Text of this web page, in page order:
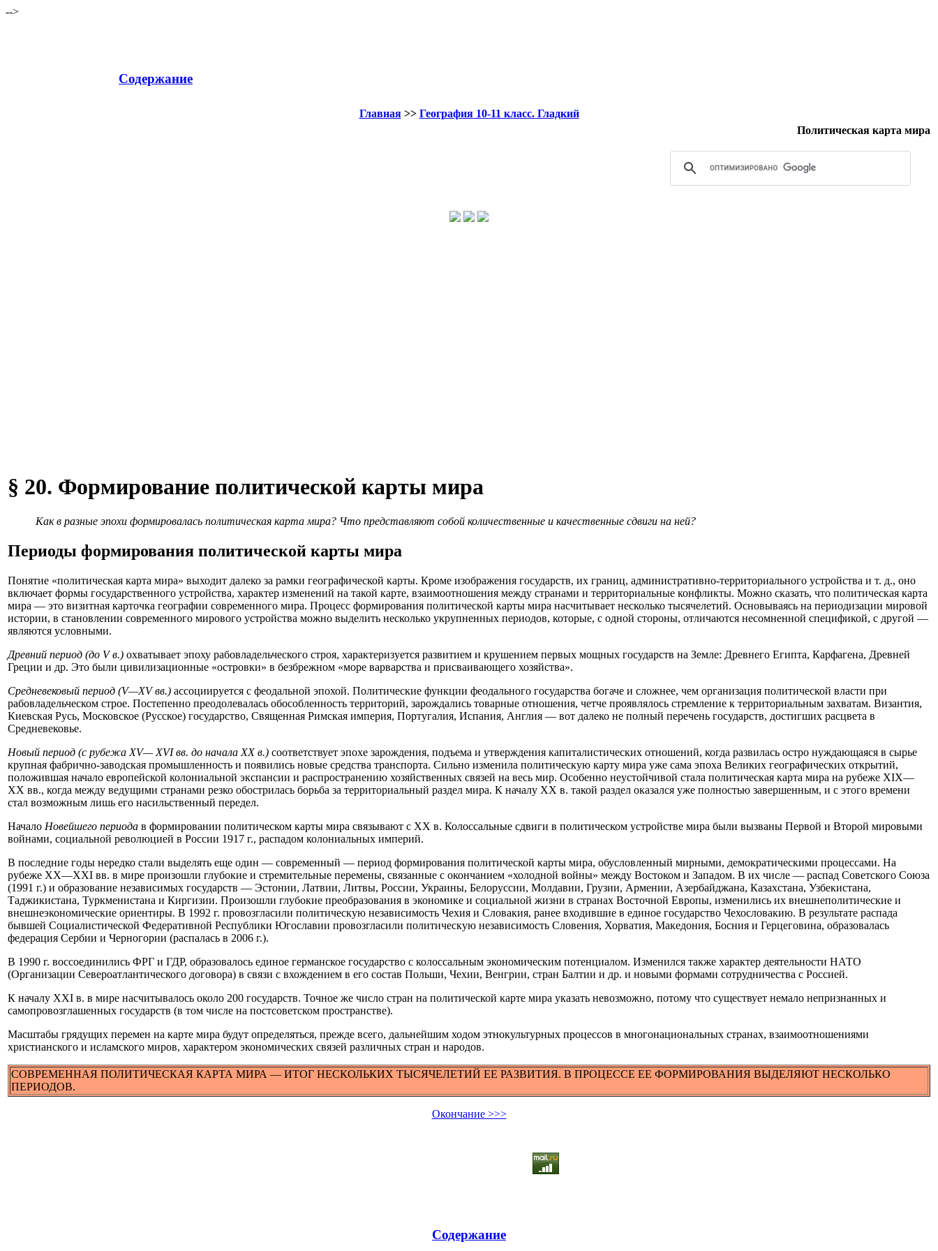
-->
Содержание
Главная>> География 10-11 класс. Гладкий
Политическая карта мира
§ 20. Формирование политической карты мира
Как в разные эпохи формировалась политическая карта мира? Что представляют собой количественные и качественные сдвиги на ней?
Периоды формирования политической карты мира
Понятие «политическая карта мира» выходит далеко за рамки географической карты. Кроме изображения государств, их границ, административно-территориального устройства и т. д., оно
включает формы государственного устройства, характер изменений на такой карте, взаимоотношения между странами и территориальные конфликты. Можно сказать, что политическая карта
мира — это визитная карточка географии современного мира. Процесс формирования политической карты мира насчитывает несколько тысячелетий. Основываясь на периодизации мировой
истории, в становлении современного мирового устройства можно выделить несколько укрупненных периодов, которые, с одной стороны, отличаются несомненной спецификой, с другой —
являются условными.
Древний период (до V в.) охватывает эпоху рабовладельческого строя, характеризуется развитием и крушением первых мощных государств на Земле: Древнего Египта, Карфагена, Древней
Греции и др. Это были цивилизационные «островки» в безбрежном «море варварства и присваивающего хозяйства».
Средневековый период (V—XV вв.) ассоциируется с феодальной эпохой. Политические функции феодального государства богаче и сложнее, чем организация политической власти при
рабовладельческом строе. Постепенно преодолевалась обособленность территорий, зарождались товарные отношения, четче проявлялось стремление к территориальным захватам. Византия,
Киевская Русь, Московское (Русское) государство, Священная Римская империя, Португалия, Испания, Англия — вот далеко не полный перечень государств, достигших расцвета в
Средневековье.
Новый период (с рубежа XV— XVI вв. до начала XX в.) соответствует эпохе зарождения, подъема и утверждения капиталистических отношений, когда развилась остро нуждающаяся в сырье
крупная фабрично-заводская промышленность и появились новые средства транспорта. Сильно изменила политическую карту мира уже сама эпоха Великих географических открытий,
положившая начало европейской колониальной экспансии и распространению хозяйственных связей на весь мир. Особенно неустойчивой стала политическая карта мира на рубеже XIX—
XX вв., когда между ведущими странами резко обострилась борьба за территориальный раздел мира. К началу XX в. такой раздел оказался уже полностью завершенным, и с этого времени
стал возможным лишь его насильственный передел.
Начало Новейшего периода в формировании политическом карты мира связывают с XX в. Колоссальные сдвиги в политическом устройстве мира были вызваны Первой и Второй мировыми
войнами, социальной революцией в России 1917 г., распадом колониальных империй.
В последние годы нередко стали выделять еще один — современный — период формирования политической карты мира, обусловленный мирными, демократическими процессами. На
рубеже XX—XXI вв. в мире произошли глубокие и стремительные перемены, связанные с окончанием «холодной войны» между Востоком и Западом. В их числе — распад Советского Союза
(1991 г.) и образование независимых государств — Эстонии, Латвии, Литвы, России, Украины, Белоруссии, Молдавии, Грузии, Армении, Азербайджана, Казахстана, Узбекистана,
Таджикистана, Туркменистана и Киргизии. Произошли глубокие преобразования в экономике и социальной жизни в странах Восточной Европы, изменились их внешнеполитические и
внешнеэкономические ориентиры. В 1992 г. провозгласили политическую независимость Чехия и Словакия, ранее входившие в единое государство Чехословакию. В результате распада
бывшей Социалистической Федеративной Республики Югославии провозгласили политическую независимость Словения, Хорватия, Македония, Босния и Герцеговина, образовалась
федерация Сербии и Черногории (распалась в 2006 г.).
В 1990 г. воссоединились ФРГ и ГДР, образовалось единое германское государство с колоссальным экономическим потенциалом. Изменился также характер деятельности НАТО
(Организации Североатлантического договора) в связи с вхождением в его состав Польши, Чехии, Венгрии, стран Балтии и др. и новыми формами сотрудничества с Россией.
К началу XXI в. в мире насчитывалось около 200 государств. Точное же число стран на политической карте мира указать невозможно, потому что существует немало непризнанных и
самопровозглашенных государств (в том числе на постсоветском пространстве).
Масштабы грядущих перемен на карте мира будут определяться, прежде всего, дальнейшим ходом этнокультурных процессов в многонациональных странах, взаимоотношениями
христианского и исламского миров, характером экономических связей различных стран и народов.
СОВРЕМЕННАЯ ПОЛИТИЧЕСКАЯ КАРТА МИРА — ИТОГ НЕСКОЛЬКИХ ТЫСЯЧЕЛЕТИЙ ЕЕ РАЗВИТИЯ. В ПРОЦЕССЕ ЕЕ ФОРМИРОВАНИЯ ВЫДЕЛЯЮТ НЕСКОЛЬКО
ПЕРИОДОВ.
Окончание >>>
Содержание